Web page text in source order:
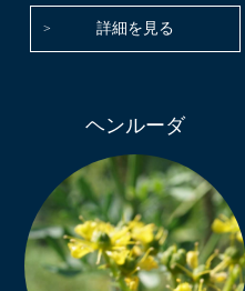
詳細を見る
ヘンルーダ